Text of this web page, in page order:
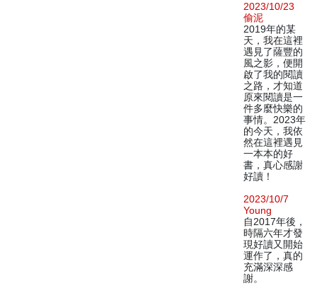
2023/10/23
偷泥
2019年的某
天，我在這裡
遇見了薩豐的
風之影，便開
啟了我的閱讀
之路，才知道
原來閱讀是一
件多麼快樂的
事情。2023年
的今天，我依
然在這裡遇見
一本本的好
書，真心感謝
好讀！
2023/10/7
Young
自2017年後，
時隔六年才發
現好讀又開始
運作了，真的
充滿深深感
謝。